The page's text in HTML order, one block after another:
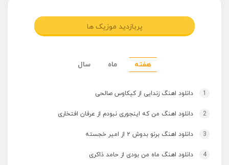
پربازدید موزیک ها
هفته ماه سال
1 دانلود اهنگ زندایی از کیکاوس صالحی
2 دانلود اهنگ من که اینجوری نبودم از عرفان افتخاری
3 دانلود اهنگ برنو بدوش ۲ از امیر خجسته
4 دانلود اهنگ ماه من بودی از حامد ذاکری